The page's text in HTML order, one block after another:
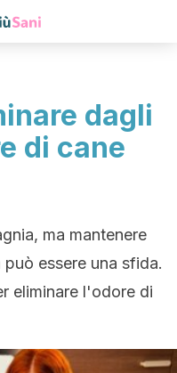
dagli
di cane
ma mantenere
essere una sfida.
eliminare l'odore di